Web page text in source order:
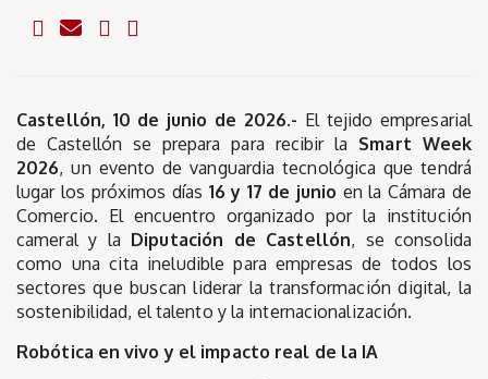
Castellón, 10 de junio de 2026.- El tejido empresarial
de Castellón se prepara para recibir la Smart Week
2026, un evento de vanguardia tecnológica que tendrá
lugar los próximos días 16 y 17 de junio en la Cámara de
Comercio. El encuentro organizado por la institución
cameral y la Diputación de Castellón, se consolida
como una cita ineludible para empresas de todos los
sectores que buscan liderar la transformación digital, la
sostenibilidad, el talento y la internacionalización.
Robótica en vivo y el impacto real de la IA